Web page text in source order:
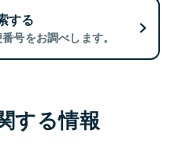
する
号をお調べします。
する情報